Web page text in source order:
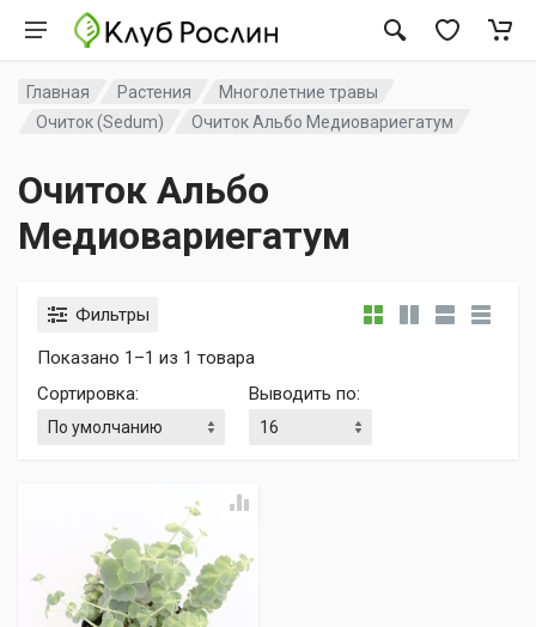
Главная Растения
Многолетние травы
Очиток (Sedum)
Очиток Альбо Медиовариегатум
Очиток Альбо
Медиовариегатум
Фильтры
Показано 1–1 из 1 товара
Сортировка: Выводить по: